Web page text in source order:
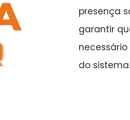
presença
garantir
do sistema.